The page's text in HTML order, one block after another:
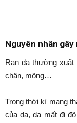
Nguyên nhân gây
Rạn da thường xuất
chân, mông…
Trong thời kì mang
của da, da mất đi